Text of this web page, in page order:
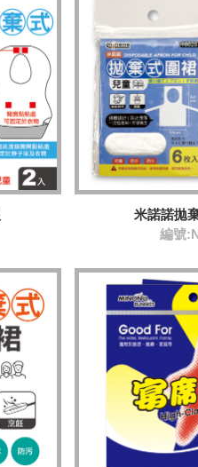
米諾諾拋
編號